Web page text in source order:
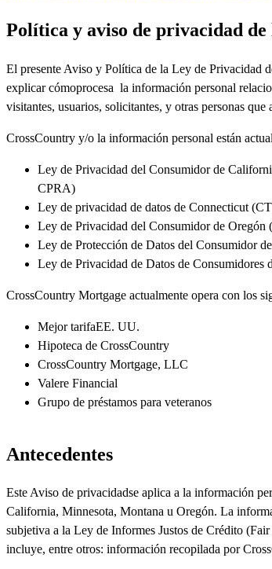
Política y aviso de privacidad
El presente Aviso y Política de la Ley de Privacidad
explicar cómoprocesa la información personal
visitantes, usuarios, solicitantes, y otras personas que
CrossCountry y/o la información personal están
Ley de Privacidad del Consumidor de
CPRA)
Ley de privacidad de datos de Connecticut
Ley de Privacidad del Consumidor de Oregón
Ley de Protección de Datos del Consumidor
Ley de Privacidad de Datos de Consumidores
CrossCountry Mortgage actualmente opera con los
Mejor tarifaEE. UU.
Hipoteca de CrossCountry
CrossCountry Mortgage, LLC
Valere Financial
Grupo de préstamos para veteranos
Antecedentes
EsteAviso de privacidadse aplica a la información
California, Minnesota, Montana u Oregón. La
subjetiva a la Ley de Informes Justos de Crédito
incluye, entre otros: información recopilada por